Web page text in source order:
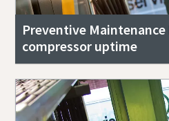
Preventive
compressor uptime